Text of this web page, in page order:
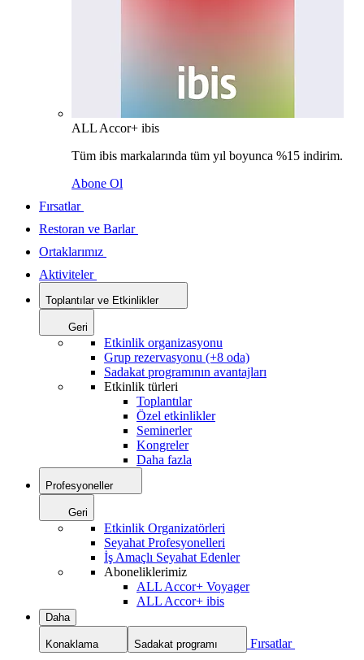
ALL Accor+ ibis
Tüm ibis markalarında tüm yıl boyunca %15 indirim.
Abone Ol
Fırsatlar
Restoran ve Barlar
Ortaklarımız
Aktiviteler
Toplantılar ve Etkinlikler
Geri
Etkinlik organizasyonu
Grup rezervasyonu (+8 oda)
Sadakat programının avantajları
Etkinlik türleri
Toplantılar
Özel etkinlikler
Seminerler
Kongreler
Daha fazla
Profesyoneller
Geri
Etkinlik Organizatörleri
Seyahat Profesyonelleri
İş Amaçlı Seyahat Edenler
Aboneliklerimiz
ALL Accor+ Voyager
ALL Accor+ ibis
Daha
Konaklama Sadakat programı
Fırsatlar